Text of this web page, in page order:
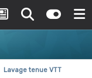
Lavage tenue VTT